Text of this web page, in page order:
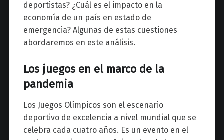
deportistas? ¿Cuál es el impacto en la
economía de un país en estado de
emergencia? Algunas de estas cuestiones
abordaremos en este análisis.
Los juegos en el marco de la
pandemia
Los Juegos Olímpicos son el escenario
deportivo de excelencia a nivel mundial que se
celebra cada cuatro años. Es un evento en el